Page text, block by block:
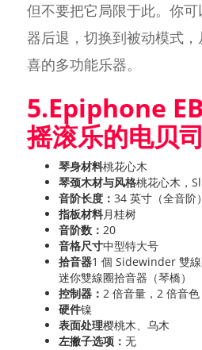
但不要把它局限于此。你
器后退，切换到被动模式
喜的多功能乐器。
5.Epiphone
摇滚乐的电贝司
琴身材料桃花心木
琴颈木材与风格桃花心木，
音阶长度： 34 英寸（全音阶）
指板材料月桂树
音阶数： 20
音格尺寸中型特大号
拾音器1 個 Sidewinder 雙
迷你雙線圈拾音器（琴橋）
控制器： 2 倍音量，2 倍音色
硬件镍
表面处理樱桃木、乌木
左撇子选项： 无